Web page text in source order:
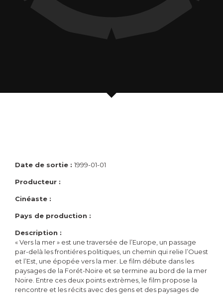
Date de sortie : 1999-01-01
Producteur :
Cinéaste :
Pays de production :
Description :
« Vers la mer » est une traversée de l’Europe, un passage
par-delà les frontiéres politiques, un chemin qui relie l’Ouest
et l’Est, une épopée vers la mer. Le film débute dans les
paysages de la Forét-Noire et se termine au bord de la mer
Noire. Entre ces deux points extrèmes, le film propose la
rencontre et les récits avec des gens et des paysages de